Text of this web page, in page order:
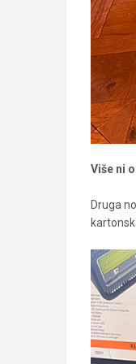
Više ni
Druga